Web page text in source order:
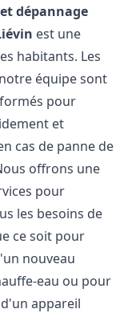
dépannage
est une
habitants. Les
équipe sont
pour
et
cas de panne de
offrons une
pour
les besoins de
ce soit pour
nouveau
eau ou pour
appareil